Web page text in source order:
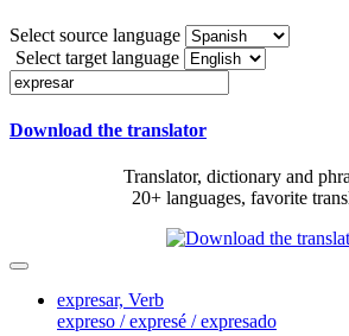
Select source language
Select target language
Download the translator
Translator, dictionary and
20+ languages, favorite
expresar, Verb
expreso / expresé / expresado